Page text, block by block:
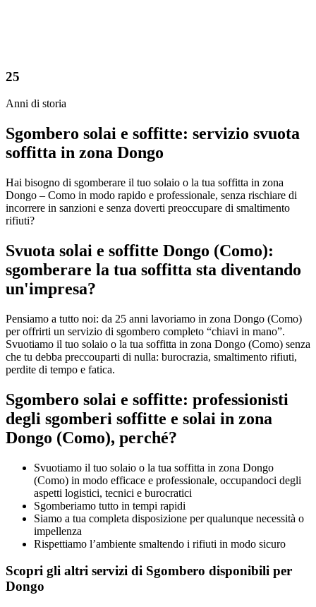
25
Anni di storia
Sgombero solai e soffitte: servizio svuota
soffitta in zona Dongo
Hai bisogno di sgomberare il tuo solaio o la tua soffitta in zona
Dongo – Como in modo rapido e professionale, senza rischiare di
incorrere in sanzioni e senza doverti preoccupare di smaltimento
rifiuti?
Svuota solai e soffitte Dongo (Como):
sgomberare la tua soffitta sta diventando
un'impresa?
Pensiamo a tutto noi: da 25 anni lavoriamo in zona Dongo (Como)
per offrirti un servizio di sgombero completo “chiavi in mano”.
Svuotiamo il tuo solaio o la tua soffitta in zona Dongo (Como) senza
che tu debba preccouparti di nulla: burocrazia, smaltimento rifiuti,
perdite di tempo e fatica.
Sgombero solai e soffitte: professionisti
degli sgomberi soffitte e solai in zona
Dongo (Como), perché?
Svuotiamo il tuo solaio o la tua soffitta in zona Dongo
(Como) in modo efficace e professionale, occupandoci degli
aspetti logistici, tecnici e burocratici
Sgomberiamo tutto in tempi rapidi
Siamo a tua completa disposizione per qualunque necessità o
impellenza
Rispettiamo l’ambiente smaltendo i rifiuti in modo sicuro
Scopri gli altri servizi di Sgombero disponibili per
Dongo